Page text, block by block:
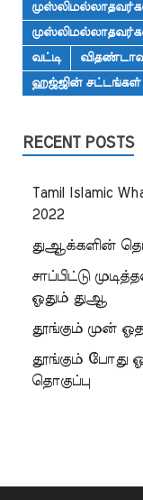
வட்டி
ஹஜ்ஜின் சட்டங்கள்
RECENT POSTS
Tamil Islamic
2022
துஆக்களின்
சாப்பிட்டு
ஓதும் துஆ
தூங்கும் முன்
தூங்கும் போது
தொகுப்பு